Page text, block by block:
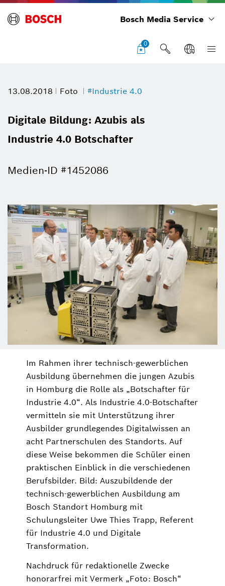
Bosch Media Service
0
13.08.2018 Foto #Industrie 4.0
Digitale Bildung: Azubis als
Industrie 4.0 Botschafter
Medien-ID #1452086
Im Rahmen ihrer technisch-gewerblichen
Ausbildung übernehmen die jungen Azubis
in Homburg die Rolle als „Botschafter für
Industrie 4.0“. Als Industrie 4.0-Botschafter
vermitteln sie mit Unterstützung ihrer
Ausbilder grundlegendes Digitalwissen an
acht Partnerschulen des Standorts. Auf
diese Weise bekommen die Schüler einen
praktischen Einblick in die verschiedenen
Berufsbilder. Bild: Auszubildende der
technisch-gewerblichen Ausbildung am
Bosch Standort Homburg mit
Schulungsleiter Uwe Thies Trapp, Referent
für Industrie 4.0 und Digitale
Transformation.
Nachdruck für redaktionelle Zwecke
honorarfrei mit Vermerk „Foto: Bosch“